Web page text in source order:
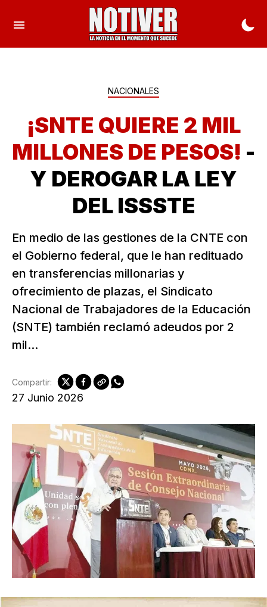
NACIONALES
¡SNTE QUIERE 2 MIL
MILLONES DE PESOS! -
Y DEROGAR LA LEY
DEL ISSSTE
En medio de las gestiones de la CNTE con
el Gobierno federal, que le han redituado
en transferencias millonarias y
ofrecimiento de plazas, el Sindicato
Nacional de Trabajadores de la Educación
(SNTE) también reclamó adeudos por 2
mil...
27 Junio 2026
Compartir: